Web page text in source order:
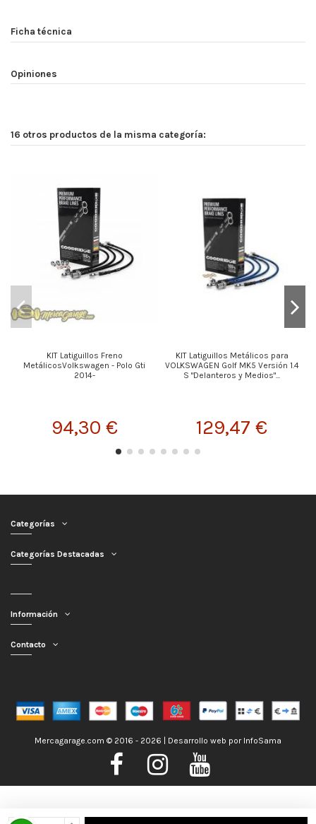
Ficha técnica
Opiniones
16 otros productos de la misma categoría:
KIT Latiguillos Freno
MetálicosVolkswagen - Polo Gti
2014-
94,30 €
KIT Latiguillos Metálicos para
VOLKSWAGEN Golf MK5 Versión 1.4
S "Delanteros y Medios"...
129,47 €
Categorías
Categorías Destacadas
Información
Contacto
Mercagarage.com © 2016 - 2026 | Desarrollo web por InfoSama